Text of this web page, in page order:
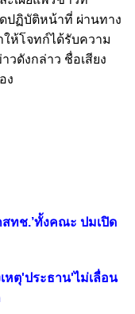
ปฏิบัติหน้าที่ ผ่านทาง
ห้โจทก์ได้รับความ
วดังกล่าว ชื่อเสียง
ง
สทช.’ทั้งคณะ ปมเปิด
หตุ'ประธาน'ไม่เลื่อน